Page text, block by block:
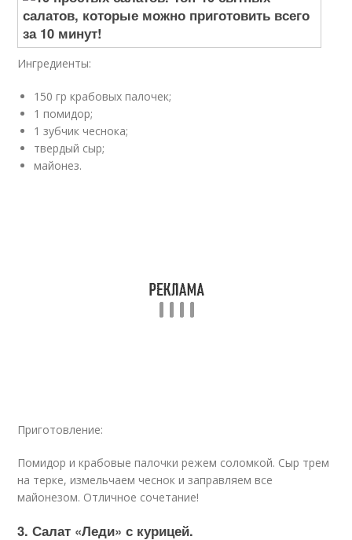
Ингредиенты:
150 гр крабовых палочек;
1 помидор;
1 зубчик чеснока;
твердый сыр;
майонез.
Приготовление:
Помидор и крабовые палочки режем соломкой. Сыр трем
на терке, измельчаем чеснок и заправляем все
майонезом. Отличное сочетание!
3. Салат «Леди» с курицей.